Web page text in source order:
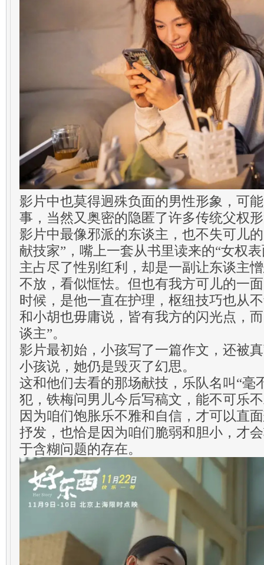
影片中也莫得迥殊负面的男性形象，可
事，当然又奥密的隐匿了许多传统父权
影片中最像邪派的东谈主，也不失可儿
献技家”，嘴上一套从书里读来的“女权
主占尽了性别红利，却是一副让东谈主
不放，看似恇怯。但也有我方可儿的一
时候，是他一直在护理，枢纽技巧也从
和小胡也毋庸说，皆有我方的闪光点，
谈主”。
影片最初始，小孩写了一篇作文，还被
小孩说，她仍是毁灭了幻思。
这和他们去看的那场献技，乐队名叫“毫
犯，铁梅问男儿今后写稿文，能不可乐
因为咱们饱胀乐不雅和自信，才可以直
抒发，也恰是因为咱们脆弱和胆小，才
于含糊问题的存在。